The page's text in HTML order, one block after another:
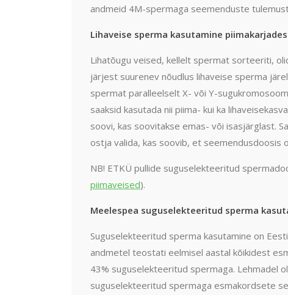
andmeid 4M-spermaga seemenduste
Lihaveise sperma kasutamine piimakarjades
Lihatõugu veised, kellelt spermat sorteeriti,
järjest suurenev nõudlus lihaveise sperma
spermat paralleelselt X- või Y-
saaksid kasutada nii piima- kui ka
soovi, kas soovitakse emas- või isasjärglast.
ostja valida, kas soovib, et seemendusdoosis
NB! ETKÜ pullide suguselekteeritud
piimaveised).
Meelespea suguselekteeritud sperma
Suguselekteeritud sperma kasutamine on
andmetel teostati eelmisel aastal kõikidest
43% suguselekteeritud spermaga. Lehmadel
suguselekteeritud spermaga esmakordsete